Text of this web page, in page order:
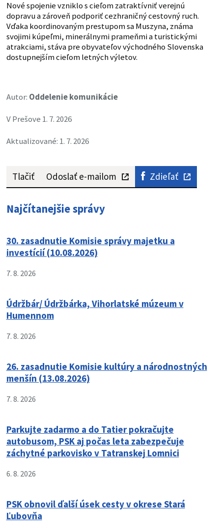
Nové spojenie vzniklo s cieľom zatraktívniť verejnú
dopravu a zároveň podporiť cezhraničný cestovný ruch.
Vďaka koordinovaným prestupom sa Muszyna, známa
svojimi kúpeľmi, minerálnymi prameňmi a turistickými
atrakciami, stáva pre obyvateľov východného Slovenska
dostupnejším cieľom letných výletov.
Autor: Oddelenie komunikácie
V Prešove 1. 7. 2026
Aktualizované: 1. 7. 2026
Tlačiť Odoslať e-mailom Zdieľať
Najčítanejšie správy
30. zasadnutie Komisie správy majetku a
investícií (10.08.2026)
7. 8. 2026
Údržbár/ Údržbárka, Vihorlatské múzeum v
Humennom
7. 8. 2026
26. zasadnutie Komisie kultúry a národnostných
menšín (13.08.2026)
7. 8. 2026
Parkujte zadarmo a do Tatier pokračujte
autobusom, PSK aj počas leta zabezpečuje
záchytné parkovisko v Tatranskej Lomnici
6. 8. 2026
PSK obnovil ďalší úsek cesty v okrese Stará
Ľubovňa